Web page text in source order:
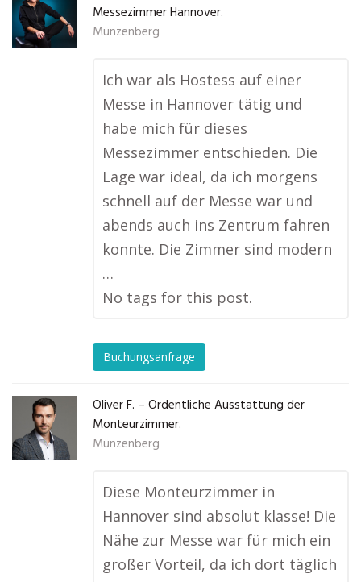
Messezimmer Hannover.
Münzenberg
Ich war als Hostess auf einer
Messe in Hannover tätig und
habe mich für dieses
Messezimmer entschieden. Die
Lage war ideal, da ich morgens
schnell auf der Messe war und
abends auch ins Zentrum fahren
konnte. Die Zimmer sind modern
…
No tags for this post.
Buchungsanfrage
Oliver F. – Ordentliche Ausstattung der
Monteurzimmer.
Münzenberg
Diese Monteurzimmer in
Hannover sind absolut klasse! Die
Nähe zur Messe war für mich ein
großer Vorteil, da ich dort täglich